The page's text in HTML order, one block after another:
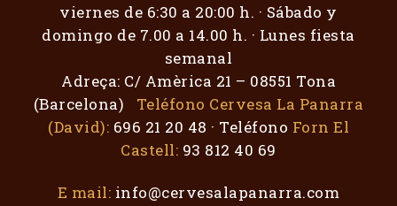
viernes de 6:30 a 20:00 h. · Sábado y
domingo de 7.00 a 14.00 h. · Lunes fiesta
semanal
Adreça: C/ Amèrica 21 – 08551 Tona
(Barcelona)
Teléfono Cervesa La Panarra
(David): 696 21 20 48 · Teléfono Forn El
Castell: 93 812 40 69
E mail: info@cervesalapanarra.com